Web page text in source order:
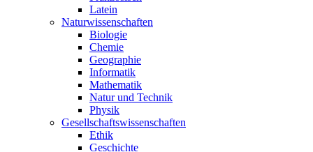
Latein
Naturwissenschaften
Biologie
Chemie
Geographie
Informatik
Mathematik
Natur und Technik
Physik
Gesellschaftswissenschaften
Ethik
Geschichte